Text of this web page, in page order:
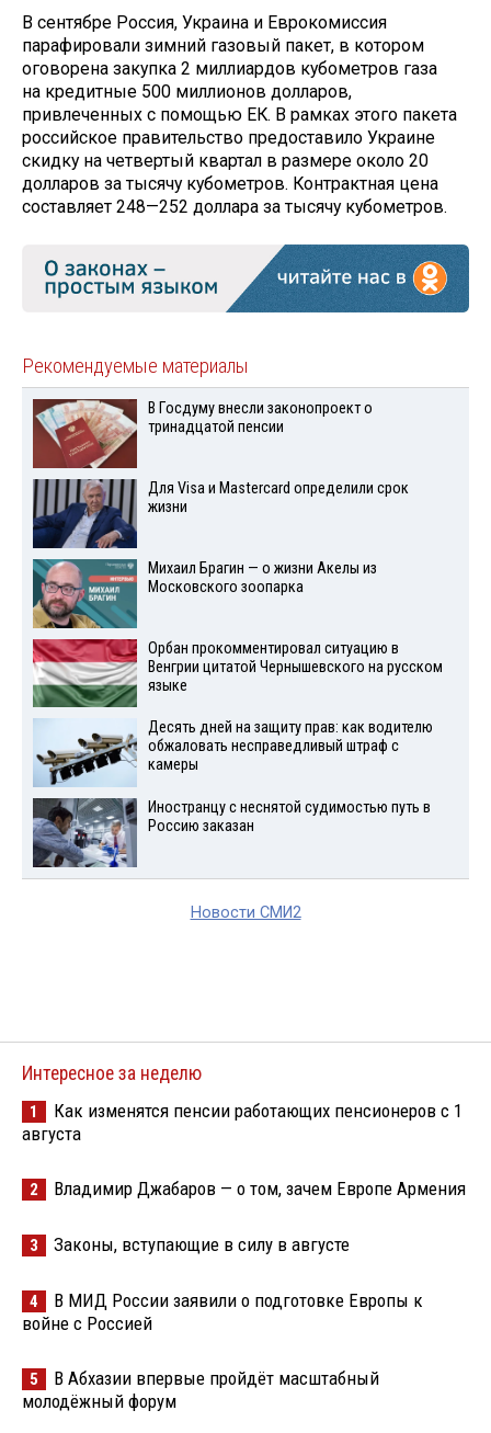
В сентябре Россия, Украина и Еврокомиссия
парафировали зимний газовый пакет, в котором
оговорена закупка 2 миллиардов кубометров газа
на кредитные 500 миллионов долларов,
привлеченных с помощью ЕК. В рамках этого пакета
российское правительство предоставило Украине
скидку на четвертый квартал в размере около 20
долларов за тысячу кубометров. Контрактная цена
составляет 248—252 доллара за тысячу кубометров.
Рекомендуемые материалы
В Госдуму внесли законопроект о
тринадцатой пенсии
Для Visа и Mastercard определили срок
жизни
Михаил Брагин — о жизни Акелы из
Московского зоопарка
Орбан прокомментировал ситуацию в
Венгрии цитатой Чернышевского на русском
языке
Десять дней на защиту прав: как водителю
обжаловать несправедливый штраф с
камеры
Иностранцу с неснятой судимостью путь в
Россию заказан
Новости СМИ2
Интересное за неделю
1
Как изменятся пенсии работающих пенсионеров с 1
августа
2 Владимир Джабаров — о том, зачем Европе Армения
3 Законы, вступающие в силу в августе
4
В МИД России заявили о подготовке Европы к
войне с Россией
5
В Абхазии впервые пройдёт масштабный
молодёжный форум